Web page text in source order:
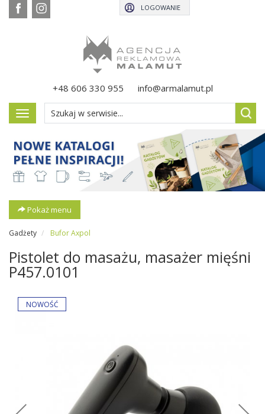
+48 606 330 955 info@armalamut.pl
LOGOWANIE
Pokaż
menu
Pokaż menu
Gadżety Bufor Axpol
Pistolet do masażu, masażer mięśni
P457.0101